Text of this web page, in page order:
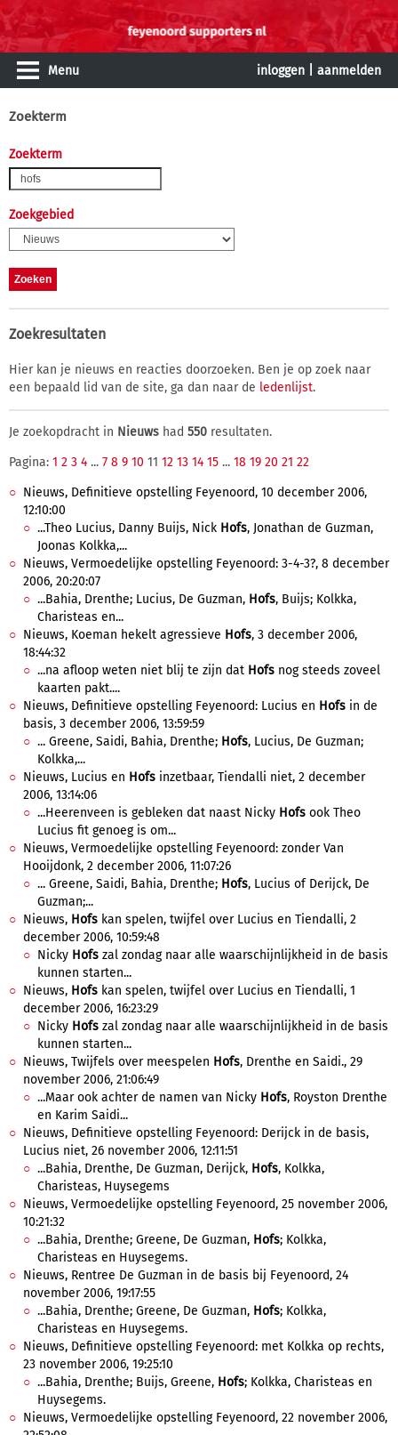
Menu inloggen aanmelden
Zoekterm
Zoekterm
Zoekgebied
Zoekresultaten
Hier kan je nieuws en reacties doorzoeken. Ben je op zoek naar
een bepaald lid van de site, ga dan naar de ledenlijst.
Je zoekopdracht in Nieuws had 550 resultaten.
Pagina: 1 2 3 4 ... 7 8 9 10 11 12 13 14 15 ... 18 19 20 21 22
Nieuws, Definitieve opstelling Feyenoord, 10 december 2006,
12:10:00
...Theo Lucius, Danny Buijs, Nick Hofs, Jonathan de Guzman,
Joonas Kolkka,...
Nieuws, Vermoedelijke opstelling Feyenoord: 3-4-3?, 8 december
2006, 20:20:07
...Bahia, Drenthe; Lucius, De Guzman, Hofs, Buijs; Kolkka,
Charisteas en...
Nieuws, Koeman hekelt agressieve Hofs, 3 december 2006,
18:44:32
...na afloop weten niet blij te zijn dat Hofs nog steeds zoveel
kaarten pakt....
Nieuws, Definitieve opstelling Feyenoord: Lucius en Hofs in de
basis, 3 december 2006, 13:59:59
... Greene, Saidi, Bahia, Drenthe; Hofs, Lucius, De Guzman;
Kolkka,...
Nieuws, Lucius en Hofs inzetbaar, Tiendalli niet, 2 december
2006, 13:14:06
...Heerenveen is gebleken dat naast Nicky Hofs ook Theo
Lucius fit genoeg is om...
Nieuws, Vermoedelijke opstelling Feyenoord: zonder Van
Hooijdonk, 2 december 2006, 11:07:26
... Greene, Saidi, Bahia, Drenthe; Hofs, Lucius of Derijck, De
Guzman;...
Nieuws, Hofs kan spelen, twijfel over Lucius en Tiendalli, 2
december 2006, 10:59:48
Nicky Hofs zal zondag naar alle waarschijnlijkheid in de basis
kunnen starten...
Nieuws, Hofs kan spelen, twijfel over Lucius en Tiendalli, 1
december 2006, 16:23:29
Nicky Hofs zal zondag naar alle waarschijnlijkheid in de basis
kunnen starten...
Nieuws, Twijfels over meespelen Hofs, Drenthe en Saidi., 29
november 2006, 21:06:49
...Maar ook achter de namen van Nicky Hofs, Royston Drenthe
en Karim Saidi...
Nieuws, Definitieve opstelling Feyenoord: Derijck in de basis,
Lucius niet, 26 november 2006, 12:11:51
...Bahia, Drenthe, De Guzman, Derijck, Hofs, Kolkka,
Charisteas, Huysegems
Nieuws, Vermoedelijke opstelling Feyenoord, 25 november 2006,
10:21:32
...Bahia, Drenthe; Greene, De Guzman, Hofs; Kolkka,
Charisteas en Huysegems.
Nieuws, Rentree De Guzman in de basis bij Feyenoord, 24
november 2006, 19:17:55
...Bahia, Drenthe; Greene, De Guzman, Hofs; Kolkka,
Charisteas en Huysegems.
Nieuws, Definitieve opstelling Feyenoord: met Kolkka op rechts,
23 november 2006, 19:25:10
...Bahia, Drenthe; Buijs, Greene, Hofs; Kolkka, Charisteas en
Huysegems.
Nieuws, Vermoedelijke opstelling Feyenoord, 22 november 2006,